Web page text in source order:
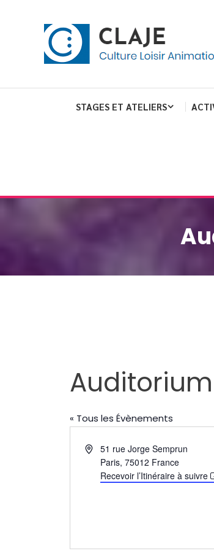
Claje
STAGES ET ATELIERS
« Tous les Évènements
Adresse51 rue Jorge Semprun
Paris, 75012 France
Recevoir l’Itinéraire à suivre